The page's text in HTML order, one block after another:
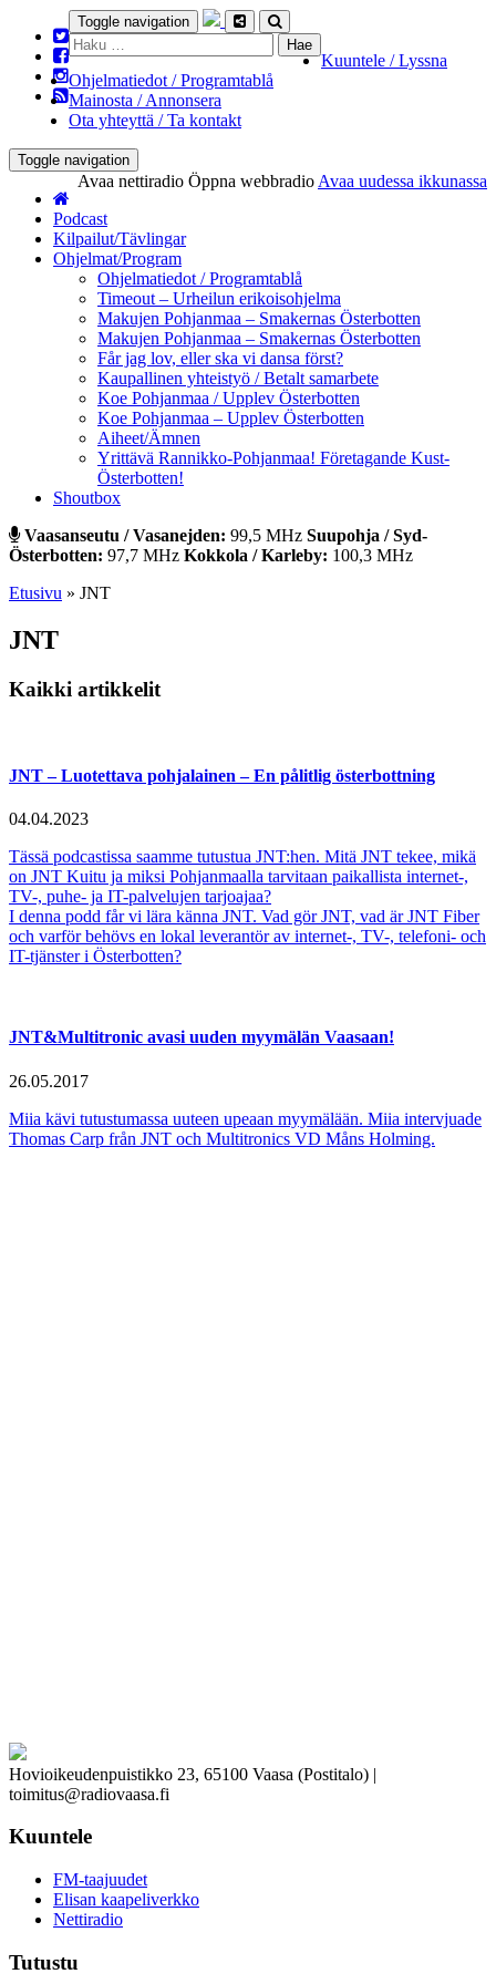
Toggle navigation
Haku:
Kuuntele / Lyssna
Ohjelmatiedot / Programtablå
Mainosta / Annonsera
Ota yhteyttä / Ta kontakt
Toggle navigation
Avaa nettiradio Öppna webbradio Avaa uudessa ikkunassa
Podcast
Kilpailut/Tävlingar
Ohjelmat/Program
Ohjelmatiedot / Programtablå
Timeout – Urheilun erikoisohjelma
Makujen Pohjanmaa – Smakernas Österbotten
Makujen Pohjanmaa – Smakernas Österbotten
Får jag lov, eller ska vi dansa först?
Kaupallinen yhteistyö / Betalt samarbete
Koe Pohjanmaa / Upplev Österbotten
Koe Pohjanmaa – Upplev Österbotten
Aiheet/Ämnen
Yrittävä Rannikko-Pohjanmaa! Företagande Kust-
Österbotten!
Shoutbox
Vaasanseutu / Vasanejden: 99,5 MHz Suupohja / Syd-
Österbotten: 97,7 MHz Kokkola / Karleby: 100,3 MHz
Etusivu » JNT
JNT
Kaikki artikkelit
JNT – Luotettava pohjalainen – En pålitlig österbottning
04.04.2023
Tässä podcastissa saamme tutustua JNT:hen. Mitä JNT tekee, mikä
on JNT Kuitu ja miksi Pohjanmaalla tarvitaan paikallista internet-,
TV-, puhe- ja IT-palvelujen tarjoajaa?
I denna podd får vi lära känna JNT. Vad gör JNT, vad är JNT Fiber
och varför behövs en lokal leverantör av internet-, TV-, telefoni- och
IT-tjänster i Österbotten?
JNT&Multitronic avasi uuden myymälän Vaasaan!
26.05.2017
Miia kävi tutustumassa uuteen upeaan myymälään. Miia intervjuade
Thomas Carp från JNT och Multitronics VD Måns Holming.
Hovioikeudenpuistikko 23, 65100 Vaasa (Postitalo) |
toimitus@radiovaasa.fi
Kuuntele
FM-taajuudet
Elisan kaapeliverkko
Nettiradio
Tutustu